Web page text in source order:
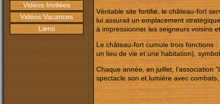
Vidéos Invitées
Vidéos Vacances
Liens
Véritable site fortifié, le château-fort
lui assurait un emplacement
à impressionner les seigneurs voisins
Le château-fort cumule trois fonctions
un lieu de vie et une habitation),
Chaque année, en juillet, l'association
spectacle son et lumière avec